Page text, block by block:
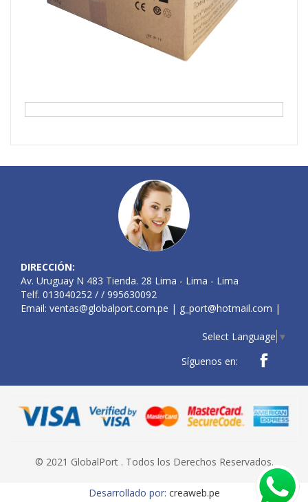
DIRECCIÓN:
Av. Uruguay N 483 Tienda. 28 Lima - Lima - Lima
Telf. 013040252 / / 995630092
Email: ventas@globalport.com.pe | g_port@hotmail.com |
Select Language ▼
Síguenos en:
© 2021 GlobalPort . Todos los Derechos Reservados.
Desarrollado por: creaweb.pe